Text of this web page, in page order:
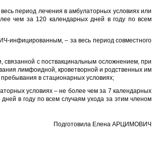
период лечения в амбулаторных условиях или
чем за 120 календарных дней в году по всем
инфицированным, – за весь период совместного
связанной с поствакцинальным осложнением, при
лимфоидной, кроветворной и родственных им
в стационарных условиях;
условиях – не более чем за 7 календарных
в году по всем случаям ухода за этим членом
Подготовила Елена АРЦИМОВИЧ